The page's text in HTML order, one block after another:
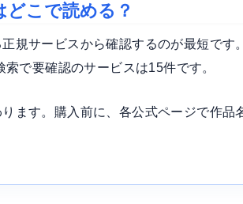
こで読める？
規サービスから確認するのが最短です
で要確認のサービスは15件です。
ます。購入前に、各公式ページで作品